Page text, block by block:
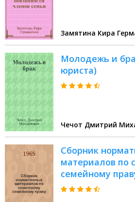
Замятина Кира
Молодежь и
юриста)
Чечот Дмитрий
Сборник
материалов по
семейному